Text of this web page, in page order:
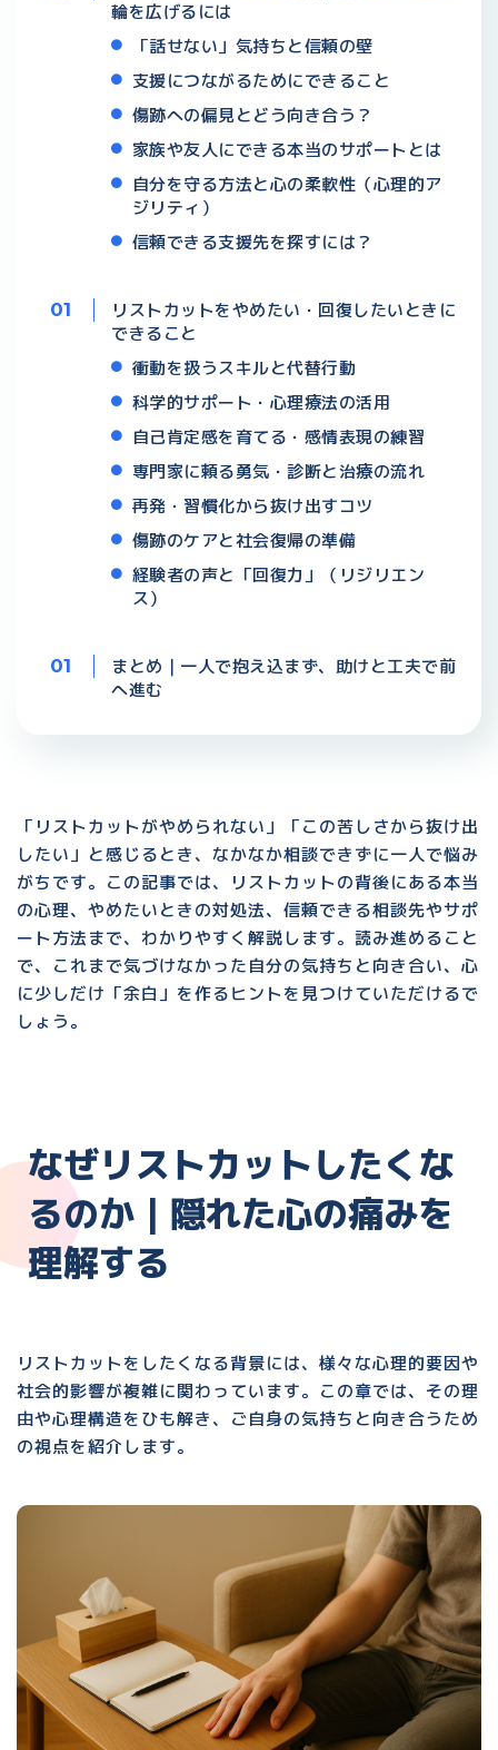
輪を広げるには
「話せない」気持ちと信頼の壁
支援につながるためにできること
傷跡への偏見とどう向き合う？
家族や友人にできる本当のサポートとは
自分を守る方法と心の柔軟性（心理的ア
ジリティ）
信頼できる支援先を探すには？
リストカットをやめたい・回復したいときに
できること
衝動を扱うスキルと代替行動
科学的サポート・心理療法の活用
自己肯定感を育てる・感情表現の練習
専門家に頼る勇気・診断と治療の流れ
再発・習慣化から抜け出すコツ
傷跡のケアと社会復帰の準備
経験者の声と「回復力」（リジリエン
ス）
まとめ｜一人で抱え込まず、助けと工夫で前
へ進む
「リストカットがやめられない」「この苦しさから抜け出
したい」と感じるとき、なかなか相談できずに一人で悩み
がちです。この記事では、リストカットの背後にある本当
の心理、やめたいときの対処法、信頼できる相談先やサポ
ート方法まで、わかりやすく解説します。読み進めること
で、これまで気づけなかった自分の気持ちと向き合い、心
に少しだけ「余白」を作るヒントを見つけていただけるで
しょう。
なぜリストカットしたくな
るのか｜隠れた心の痛みを
理解する
リストカットをしたくなる背景には、様々な心理的要因や
社会的影響が複雑に関わっています。この章では、その理
由や心理構造をひも解き、ご自身の気持ちと向き合うため
の視点を紹介します。